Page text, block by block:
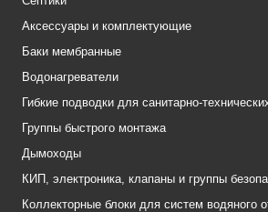
Аксессуары и комплектующие
Баки мембранные
Водонагреватели
Гибкие подводки для санитарно-
Группы быстрого монтажа
Дымоходы
КИП, электроника, клапаны и группы
Коллекторные блоки для систем водяного